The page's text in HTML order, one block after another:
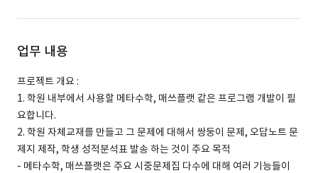
업무 내용
프로젝트 개요 :
1. 학원 내부에서 사용할 메타수학, 매쓰플랫 같은 프로그램 개발이 필
요합니다.
2. 학원 자체교재를 만들고 그 문제에 대해서 쌍둥이 문제, 오답노트 문
제지 제작, 학생 성적분석표 발송 하는 것이 주요 목적
- 메타수학, 매쓰플랫은 주요 시중문제집 다수에 대해 여러 기능들이